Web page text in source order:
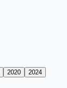
2020
2024